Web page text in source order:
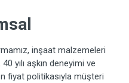
inşaat malzemeleri
yılı aşkın deneyimi ve
fiyat politikasıyla müşteri